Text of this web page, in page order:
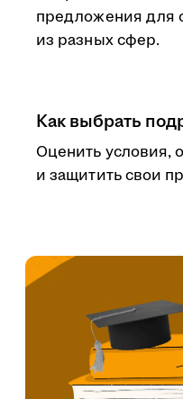
предложения для
из разных сфер.
Как выбрать
Оценить условия,
и защитить свои